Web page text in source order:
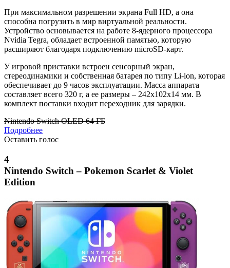
При максимальном разрешении экрана Full HD, а она
способна погрузить в мир виртуальной реальности.
Устройство основывается на работе 8-ядерного процессора
Nvidia Tegra, обладает встроенной памятью, которую
расширяют благодаря подключению microSD-карт.
У игровой приставки встроен сенсорный экран,
стереодинамики и собственная батарея по типу Li-ion, которая
обеспечивает до 9 часов эксплуатации. Масса аппарата
составляет всего 320 г, а ее размеры – 242х102х14 мм. В
комплект поставки входит переходник для зарядки.
Nintendo Switch OLED 64 ГБ
Подробнее
Оставить голос
4
Nintendo Switch – Pokemon Scarlet & Violet
Edition